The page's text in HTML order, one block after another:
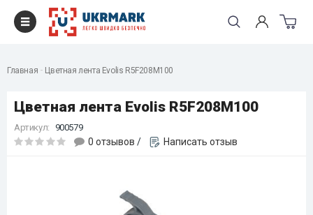
Главная Цветная лента Evolis R5F208M100
Цветная лента Evolis R5F208M100
Артикул: 900579
0 отзывов / Написать отзыв